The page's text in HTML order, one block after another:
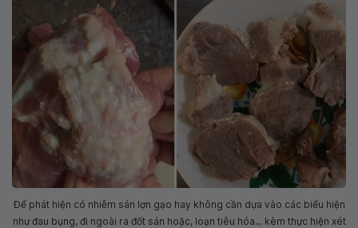
Để phát hiện có nhiễm sán lợn gạo hay không cần dựa vào các biểu hiện
như đau bụng, đi ngoài ra đốt sán hoặc, loạn tiêu hóa... kèm thực hiện xét